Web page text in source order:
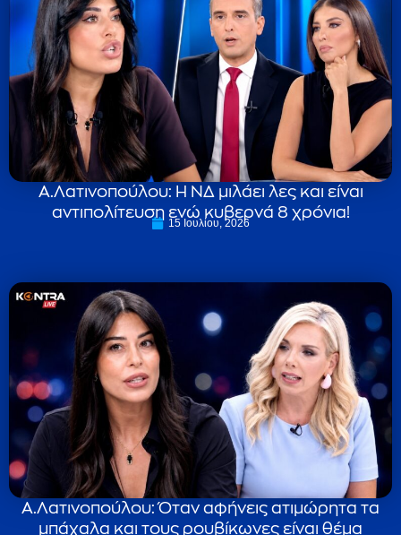
Α.Λατινοπούλου: Η ΝΔ μιλάει λες και είναι
αντιπολίτευση ενώ κυβερνά 8 χρόνια!
15 Ιουλίου, 2026
Α.Λατινοπούλου: Όταν αφήνεις ατιμώρητα τα
μπάχαλα και τους ρουβίκωνες είναι θέμα